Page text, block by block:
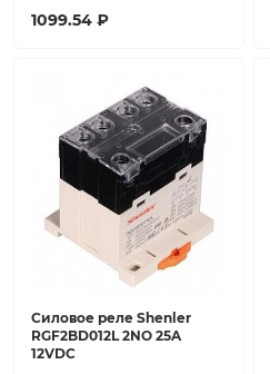
1099.54 ₽
Силовое реле Shenler
RGF2BD012L 2NO 25A
12VDC